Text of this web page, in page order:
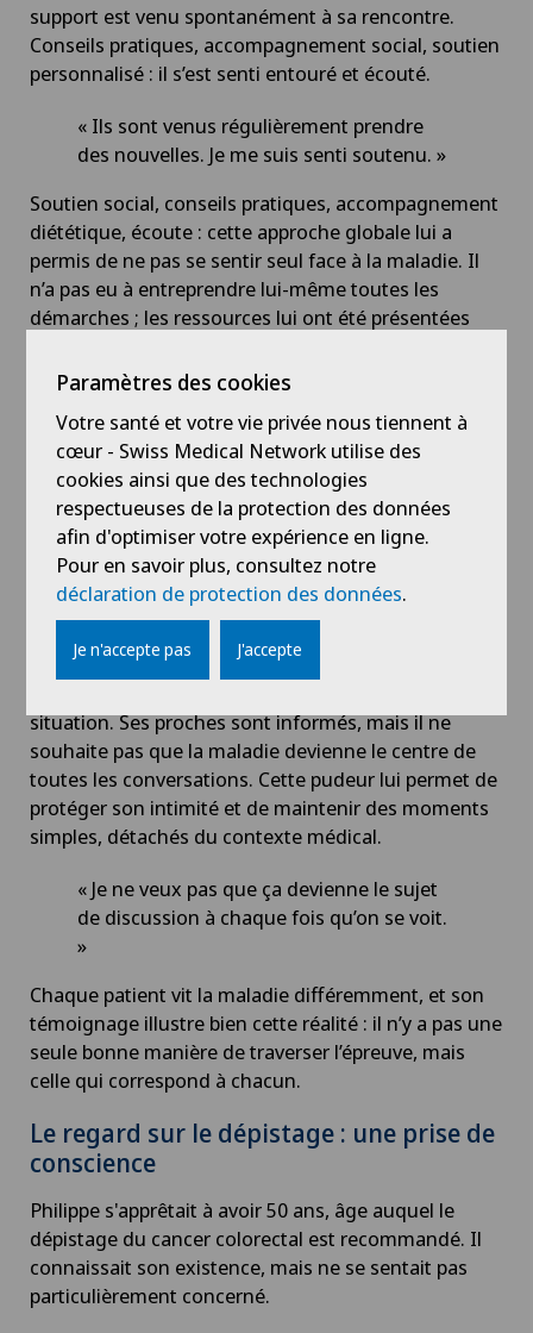
support est venu spontanément à sa rencontre.
Conseils pratiques, accompagnement social, soutien
personnalisé : il s’est senti entouré et écouté.
« Ils sont venus régulièrement prendre
des nouvelles. Je me suis senti soutenu. »
Soutien social, conseils pratiques, accompagnement
diététique, écoute : cette approche globale lui a
permis de ne pas se sentir seul face à la maladie. Il
n’a pas eu à entreprendre lui-même toutes les
démarches ; les ressources lui ont été présentées
Ce soutien complémentaire joue un rôle essentiel
dans la qualité de vie pendant les traitements, en
tenant compte non seulement de la maladie, mais
aussi de la personne dans son ensemble.
Continuer à avancer, malgré la maladie
Face à la maladie, Philippe a choisi de rester actif
professionnellement, en adaptant son rythme. Un
choix personnel, qui l’aide à garder un équilibre.
situation. Ses proches sont informés, mais il ne
souhaite pas que la maladie devienne le centre de
toutes les conversations. Cette pudeur lui permet de
protéger son intimité et de maintenir des moments
simples, détachés du contexte médical.
« Je ne veux pas que ça devienne le sujet
de discussion à chaque fois qu’on se voit.
»
Chaque patient vit la maladie différemment, et son
témoignage illustre bien cette réalité : il n’y a pas une
seule bonne manière de traverser l’épreuve, mais
celle qui correspond à chacun.
Le regard sur le dépistage : une prise de
conscience
Philippe s'apprêtait à avoir 50 ans, âge auquel le
dépistage du cancer colorectal est recommandé. Il
connaissait son existence, mais ne se sentait pas
particulièrement concerné.
Paramètres des cookies
Votre santé et votre vie privée nous tiennent à
cœur - Swiss Medical Network utilise des
cookies ainsi que des technologies
respectueuses de la protection des données
afin d'optimiser votre expérience en ligne.
Pour en savoir plus, consultez notre
déclaration de protection des données.
Je n'accepte pas J'accepte